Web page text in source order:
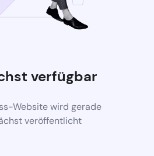
verfügbar
Website wird gerade
veröffentlicht